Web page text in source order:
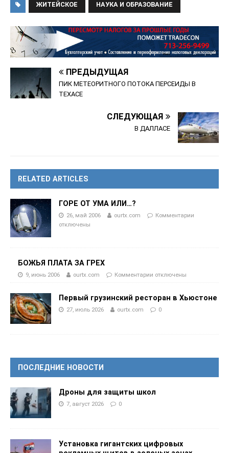
ЖИТЕЙСКОЕ НАУКА И ОБРАЗОВАНИЕ
ПРЕДЫДУЩАЯ
ПИК МЕТЕОРИТНОГО ПОТОКА ПЕРСЕИДЫ В
ТЕХАСЕ
СЛЕДУЮЩАЯ
В ДАЛЛАСЕ
RELATED ARTICLES
ГОРЕ ОТ УМА ИЛИ…?
26, май 2006 ourtx.com
Комментарии
отключены
БОЖЬЯ ПЛАТА ЗА ГРЕХ
9, июнь 2006 ourtx.com Комментарии отключены
Первый грузинский ресторан в Хьюстоне
27, июль 2026 ourtx.com 0
ПОСЛЕДНИЕ НОВОСТИ
Дроны для защиты школ
7, август 2026 0
Установка гигантских цифровых